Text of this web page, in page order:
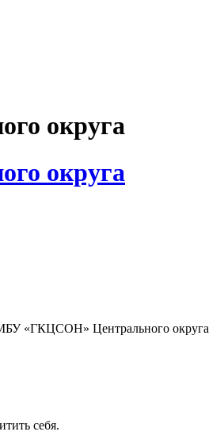
округа
округа
«ГКЦСОН» Центрального округа
себя.